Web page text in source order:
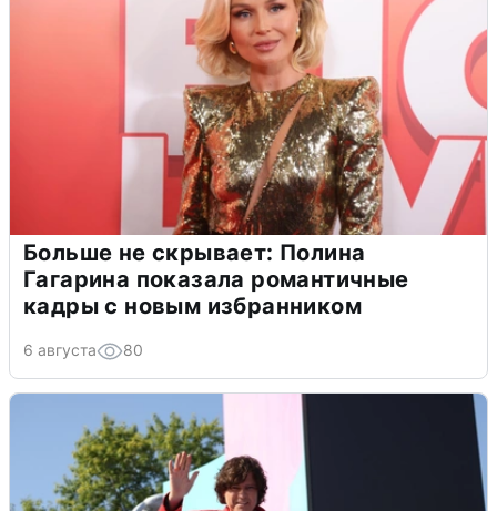
Больше не скрывает: Полина
Гагарина показала романтичные
кадры с новым избранником
6 августа 80